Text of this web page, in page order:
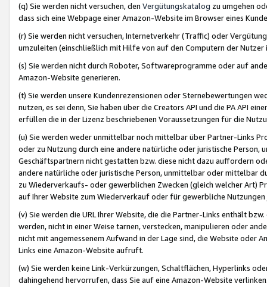
(q) Sie werden nicht versuchen, den Vergütungskatalog zu umgehen
dass sich eine Webpage einer Amazon-Website im Browser eines
(r) Sie werden nicht versuchen, Internetverkehr (Traffic) oder
umzuleiten (einschließlich mit Hilfe von auf den Computern der
(s) Sie werden nicht durch Roboter, Softwareprogramme oder auf
Amazon-Website generieren.
(t) Sie werden unsere Kundenrezensionen oder Sternebewertungen
nutzen, es sei denn, Sie haben über die Creators API und die PA API
erfüllen die in der Lizenz beschriebenen Voraussetzungen für die
(u) Sie werden weder unmittelbar noch mittelbar über Partner-Links
oder zu Nutzung durch eine andere natürliche oder juristische
Geschäftspartnern nicht gestatten bzw. diese nicht dazu auffordern
andere natürliche oder juristische Person, unmittelbar oder mittelbar
zu Wiederverkaufs- oder gewerblichen Zwecken (gleich welcher Art)
auf Ihrer Website zum Wiederverkauf oder für gewerbliche
(v) Sie werden die URL Ihrer Website, die die Partner-Links enthält
werden, nicht in einer Weise tarnen, verstecken, manipulieren oder
nicht mit angemessenem Aufwand in der Lage sind, die Website oder
Links eine Amazon-Website aufruft.
(w) Sie werden keine Link-Verkürzungen, Schaltflächen, Hyperlinks
dahingehend hervorrufen, dass Sie auf eine Amazon-Website